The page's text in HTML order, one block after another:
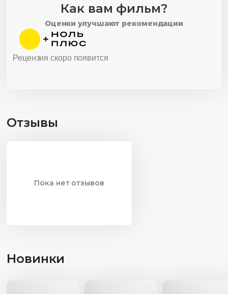
Как вам фильм?
Оценки улучшают рекомендации
Рецензия скоро появится
Отзывы
Пока нет отзывов
Новинки